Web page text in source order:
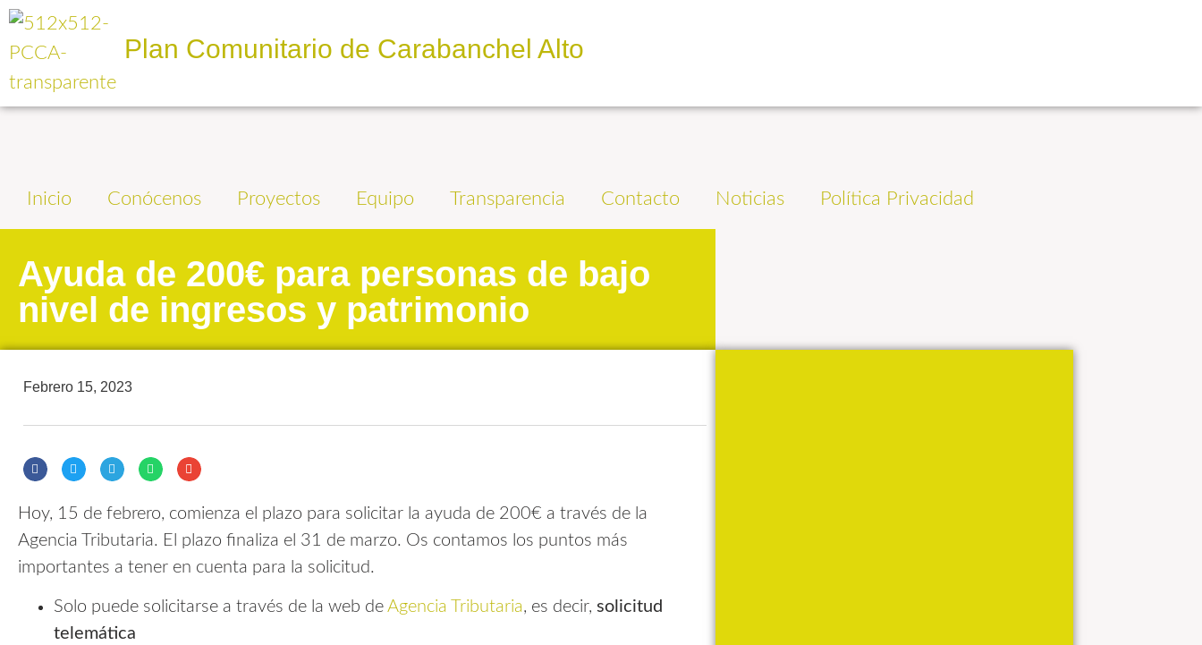
Plan Comunitario de Carabanchel Alto
Inicio Conócenos Proyectos Equipo Transparencia Contacto Noticias Política Privacidad
Ayuda de 200€ para personas de bajo
nivel de ingresos y patrimonio
Febrero 15, 2023
Hoy, 15 de febrero, comienza el plazo para solicitar la ayuda de 200€ a través de la
Agencia Tributaria. El plazo finaliza el 31 de marzo. Os contamos los puntos más
importantes a tener en cuenta para la solicitud.
Solo puede solicitarse a través de la web de Agencia Tributaria, es decir, solicitud
telemática